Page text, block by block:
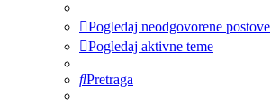
Pogledaj neodgovorene postove
Pogledaj aktivne teme
Pretraga